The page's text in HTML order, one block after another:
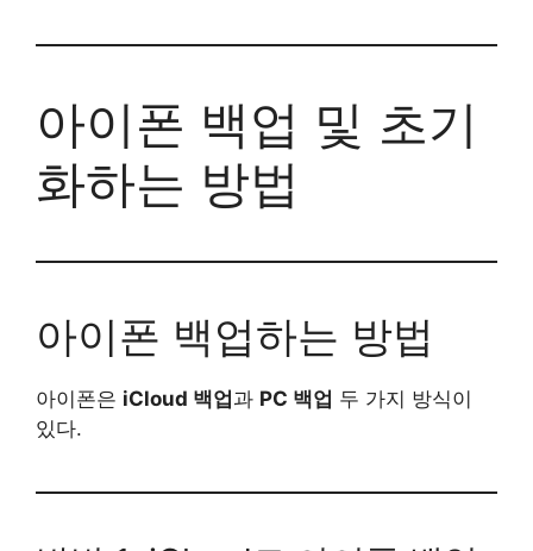
아이폰 백업 및 초기
화하는 방법
아이폰 백업하는 방법
아이폰은 iCloud 백업 과 PC 백업 두 가지 방식이
있다.